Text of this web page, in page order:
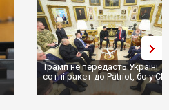
Трамп не передасть Україні
сотні ракет до Patriot, бо у
...